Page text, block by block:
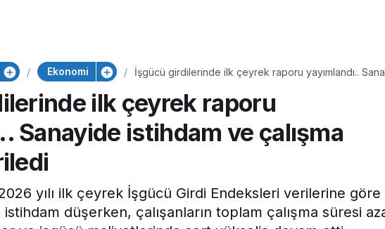
Ekonomi
İşgücü girdilerinde ilk çeyrek raporu yayımlandı..
ilk çeyrek raporu
Sanayide istihdam ve çalışma
2026 yılı ilk çeyrek İşgücü Girdi Endeksleri verilerine göre
düşerken, çalışanların toplam çalışma süresi